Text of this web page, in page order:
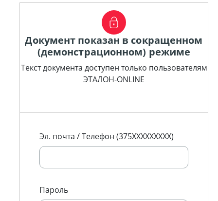
Документ показан в сокращенном
(демонстрационном) режиме
Текст документа доступен только пользователям
ЭТАЛОН-ONLINE
Эл. почта / Телефон (375XXXXXXXXX)
Пароль